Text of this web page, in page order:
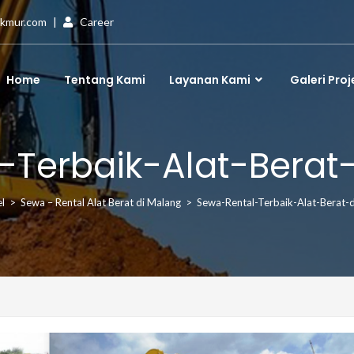
| Career
Home Tentang Kami Layanan Kami Galeri
Terbaik-Alat-
> Sewa – Rental Alat Berat di Malang > Sewa-Rental-Terbaik-Alat-Berat-